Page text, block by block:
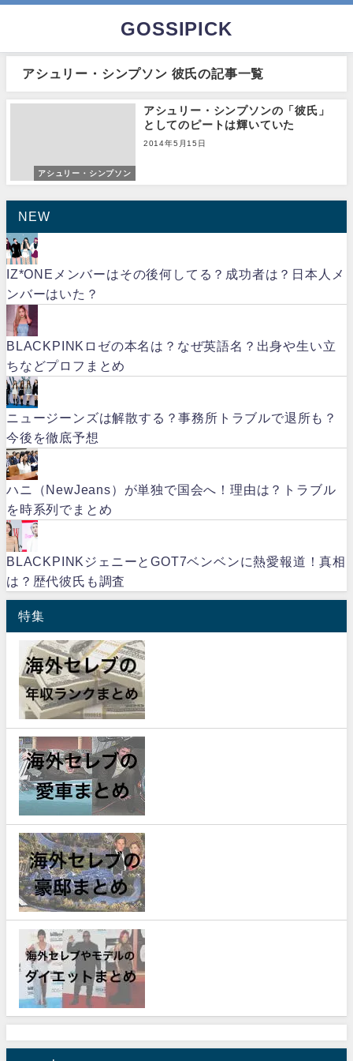
GOSSIPICK
アシュリー・シンプソン 彼氏の記事一覧
アシュリー・シンプソン
アシュリー・シンプソンの「彼氏」
としてのピートは輝いていた
2014年5月15日
NEW
IZ*ONEメンバーはその後何してる？成功者は？日本人メ
ンバーはいた？
BLACKPINKロゼの本名は？なぜ英語名？出身や生い立
ちなどプロフまとめ
ニュージーンズは解散する？事務所トラブルで退所も？
今後を徹底予想
ハニ（NewJeans）が単独で国会へ！理由は？トラブル
を時系列でまとめ
BLACKPINKジェニーとGOT7ベンベンに熱愛報道！真相
は？歴代彼氏も調査
特集